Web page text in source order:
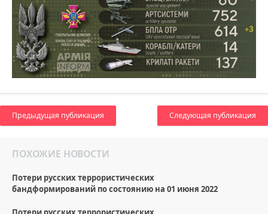
Предыдущая публикация Следующая публикация
ПОХОЖИЕ НОВОСТИ
Потери русских террористических
бандформирований по состоянию на 01 июня 2022